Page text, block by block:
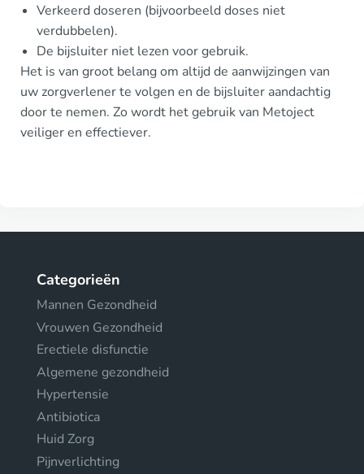
Verkeerd doseren (bijvoorbeeld doses niet
verdubbelen).
De bijsluiter niet lezen voor gebruik.
Het is van groot belang om altijd de aanwijzingen van
uw zorgverlener te volgen en de bijsluiter aandachtig
door te nemen. Zo wordt het gebruik van Metoject
veiliger en effectiever.
Categorieën
Mannen Gezondheid
Vrouwen Gezondheid
Erectiele disfunctie
Algemene gezondheid
Hypertensie
Antibiotica
Huid Zorg
Pijnverlichting